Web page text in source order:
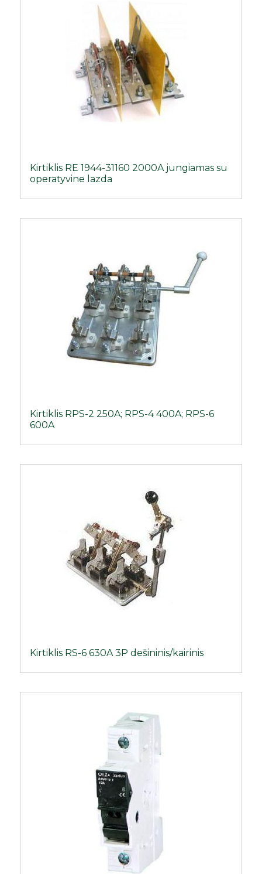
Kirtiklis RE 1944-31160 2000A jungiamas su
operatyvine lazda
Kirtiklis RPS-2 250A; RPS-4 400A; RPS-6
600A
Kirtiklis RS-6 630A 3P dešininis/kairinis